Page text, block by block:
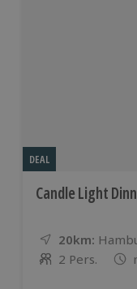
DEAL
Candle Light
20km:
Anzahl der
2 Pers.